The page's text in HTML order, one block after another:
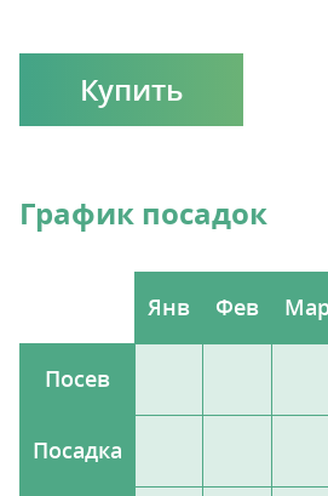
Купить
График посадок
Янв Фев
Посев
Посадка